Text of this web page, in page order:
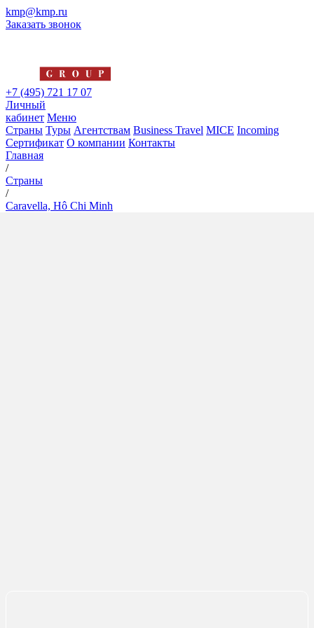
kmp@kmp.ru
Заказать звонок
+7 (495) 721 17 07
Личный
кабинет Меню
Страны Туры Агентствам Business Travel MICE Incoming
Сертификат О компании Контакты
Главная
/
Страны
/
Caravella, Нô Chi Minh